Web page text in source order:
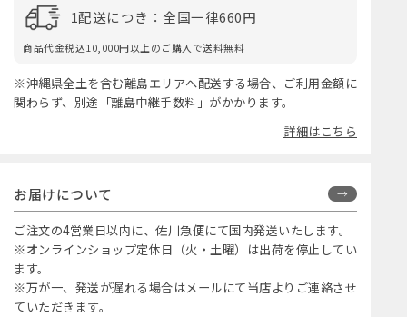
1配送につき：全国一律660円
商品代金税込10,000円以上のご購入で送料無料
※沖縄県全土を含む離島エリアへ配送する場合、ご利用金額に
関わらず、別途「離島中継手数料」がかかります。
詳細はこちら
お届けについて
ご注文の4営業日以内に、佐川急便にて国内発送いたします。
※オンラインショップ定休日（火・土曜）は出荷を停止してい
ます。
※万が一、発送が遅れる場合はメールにて当店よりご連絡させ
ていただきます。